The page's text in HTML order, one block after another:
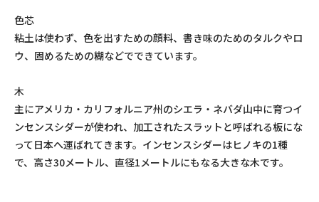
色芯
粘土は使わず、色を出すための顔料、書き味のためのタルクやロ
ウ、固めるための糊などでできています。
木
主にアメリカ・カリフォルニア州のシエラ・ネバダ山中に育つイ
ンセンスシダーが使われ、加工されたスラットと呼ばれる板にな
って日本へ運ばれてきます。インセンスシダーはヒノキの1種
で、高さ30メートル、直径1メートルにもなる大きな木です。